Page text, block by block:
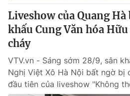
Liveshow của Quang
khấu Cung Văn hóa
cháy
VTV.vn - Sáng sớm 28/9, sân
Nghị Việt Xô Hà Nội bất ngờ bị
đầu tiên của liveshow "Không